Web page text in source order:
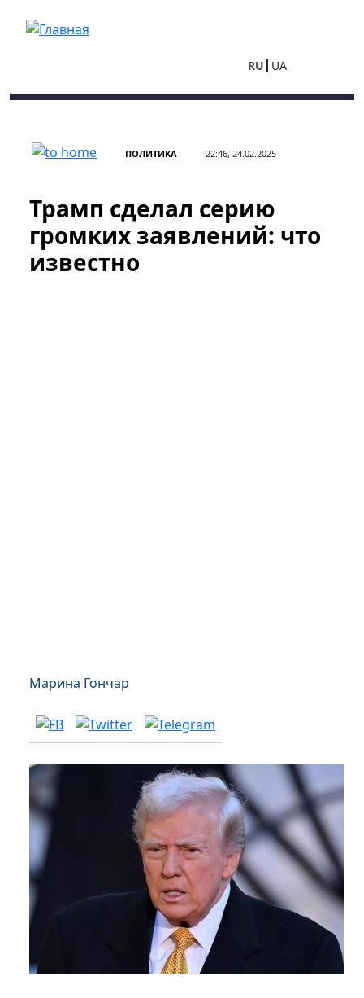
RU UA
ПОЛИТИКА 22:46, 24.02.2025
Трамп сделал серию
громких заявлений: что
известно
Марина Гончар